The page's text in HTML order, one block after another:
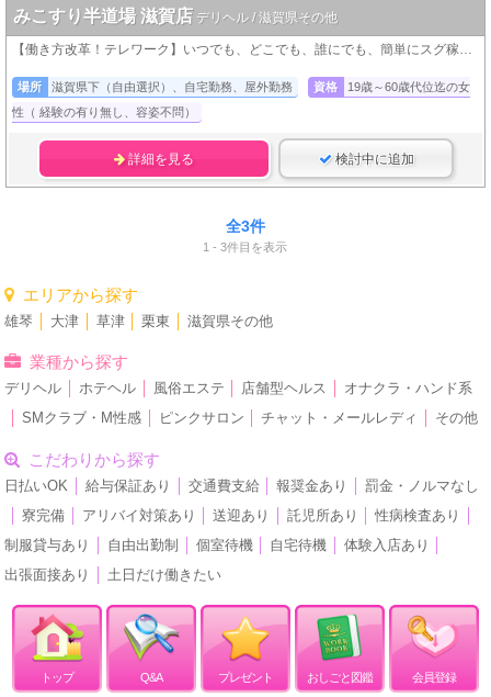
みこすり半道場 滋賀店 デリヘル / 滋賀県その他
【働き方改革！テレワーク】いつでも、どこでも、誰にでも、簡単にスグ稼げる！気が向いたら今からスグにでも面接ＯＫ！
場所 滋賀県下（自由選択）、自宅勤務、屋外勤務 資格
19歳～60歳代位迄の女
性（ 経験の有り無し、容姿不問）
詳細を見る 検討中に追加
全3件
1 - 3件目を表示
エリアから探す
雄琴 大津 草津 栗東 滋賀県その他
業種から探す
デリヘル ホテヘル 風俗エステ 店舗型ヘルス
オナクラ・ハンド系
SMクラブ・M性感 ピンクサロン チャット・メールレディ その他
こだわりから探す
日払いOK 給与保証あり 交通費支給 報奨金あり
罰金・ノルマなし
寮完備 アリバイ対策あり 送迎あり 託児所あり 性病検査あり
制服貸与あり
自由出勤制 個室待機 自宅待機 体験入店あり
出張面接あり
土日だけ働きたい
トップ Q&A プレゼント おしごと図鑑 会員登録